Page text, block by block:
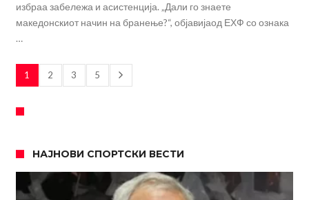
избраа забележа и асистенција. „Дали го знаете
македонскиот начин на бранење?“, објавијаод ЕХФ со ознака
…
1 2 3 5
НАЈНОВИ СПОРТСКИ ВЕСТИ